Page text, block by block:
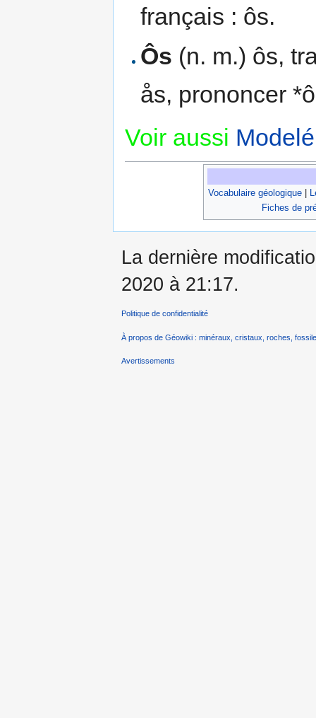
français : ôs.
Ôs (n. m.) ôs,
ås, prononcer
Voir aussi Modelé
Vocabulaire géologique|
Fiches de
La dernière
2020 à 21:17.
Politique de confidentialité
À propos de Géowiki : minéraux, cristaux, roches,
Avertissements